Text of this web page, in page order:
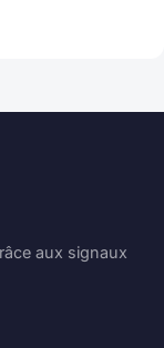
aux signaux